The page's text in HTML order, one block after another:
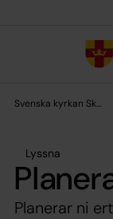
Svenska kyrkan Skellefteå
Lyssna
Planerar ni